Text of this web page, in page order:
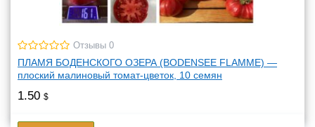
Отзывы 0
ПЛАМЯ БОДЕНСКОГО ОЗЕРА (BODENSEE FLAMME) —
плоский малиновый томат-цветок, 10 семян
1.50 $